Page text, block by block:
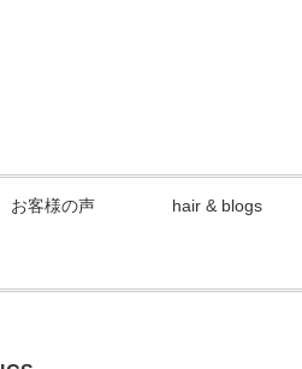
お客様の声 hair & blogs